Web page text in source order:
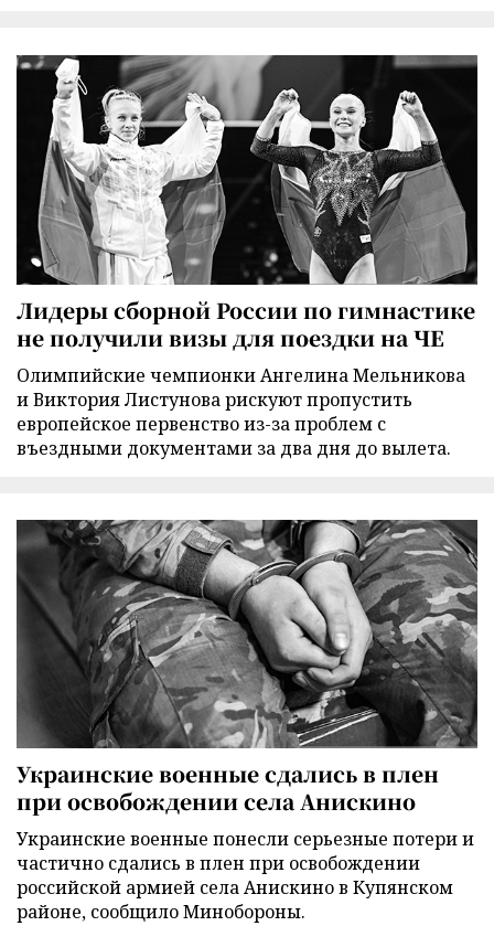
Лидеры сборной России по гимнастике
не получили визы для поездки на ЧЕ
Олимпийские чемпионки Ангелина Мельникова
и Виктория Листунова рискуют пропустить
европейское первенство из-за проблем с
въездными документами за два дня до вылета.
Украинские военные сдались в плен
при освобождении села Анискино
Украинские военные понесли серьезные потери и
частично сдались в плен при освобождении
российской армией села Анискино в Купянском
районе, сообщило Минобороны.